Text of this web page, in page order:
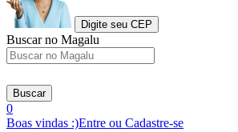
Digite seu CEP
Buscar no Magalu
Buscar
0
Boas vindas :)Entre ou Cadastre-se